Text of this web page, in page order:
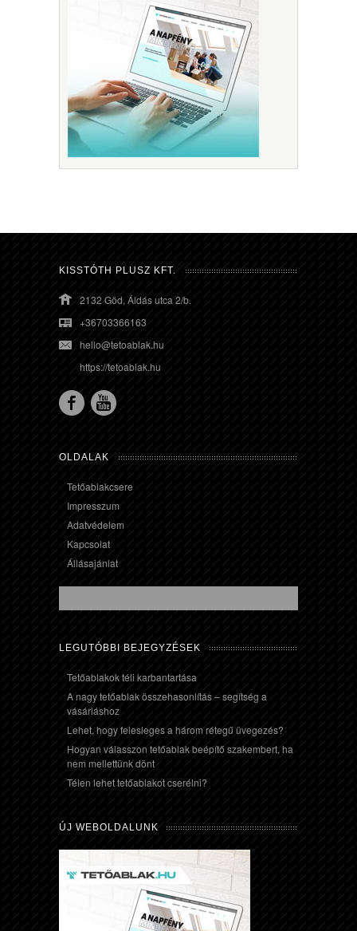
KISSTÓTH PLUSZ KFT.
2132 Göd, Áldás utca 2/b.
+36703366163
hello@tetoablak.hu
https://tetoablak.hu
OLDALAK
Tetőablakcsere
Impresszum
Adatvédelem
Kapcsolat
Állásajánlat
LEGUTÓBBI BEJEGYZÉSEK
Tetőablakok téli karbantartása
A nagy tetőablak összehasonlítás – segítség a
vásárláshoz
Lehet, hogy felesleges a három rétegű üvegezés?
Hogyan válasszon tetőablak beépítő szakembert, ha
nem mellettünk dönt
Télen lehet tetőablakot cserélni?
ÚJ WEBOLDALUNK